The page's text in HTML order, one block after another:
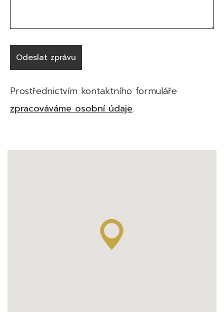
Prostřednictvím kontaktního formuláře
zpracováváme osobní údaje.